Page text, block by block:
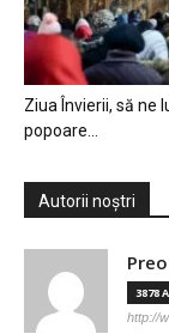
Ziua Învierii, să ne
popoare…
Autorii noștri
3878
http://